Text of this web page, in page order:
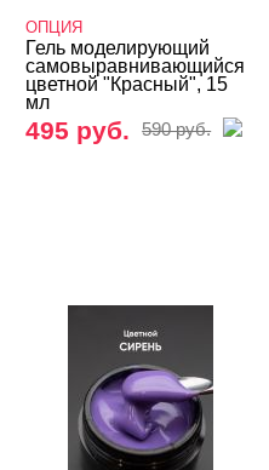
ОПЦИЯ
Гель моделирующий
самовыравнивающийся
цветной "Красный", 15
мл
495 руб. 590 руб.